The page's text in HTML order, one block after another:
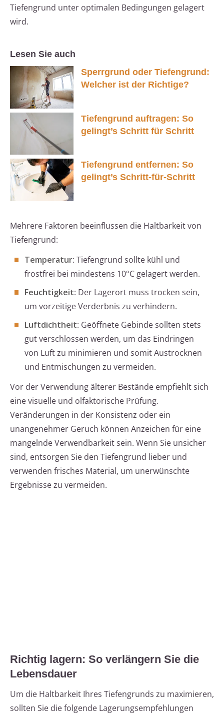
Tiefengrund unter optimalen Bedingungen gelagert
wird.
Lesen Sie auch
Sperrgrund oder Tiefengrund:
Welcher ist der Richtige?
Tiefengrund auftragen: So
gelingt’s Schritt für Schritt
Tiefengrund entfernen: So
gelingt’s Schritt-für-Schritt
Mehrere Faktoren beeinflussen die Haltbarkeit von
Tiefengrund:
Temperatur: Tiefengrund sollte kühl und
frostfrei bei mindestens 10°C gelagert werden.
Feuchtigkeit: Der Lagerort muss trocken sein,
um vorzeitige Verderbnis zu verhindern.
Luftdichtheit: Geöffnete Gebinde sollten stets
gut verschlossen werden, um das Eindringen
von Luft zu minimieren und somit Austrocknen
und Entmischungen zu vermeiden.
Vor der Verwendung älterer Bestände empfiehlt sich
eine visuelle und olfaktorische Prüfung.
Veränderungen in der Konsistenz oder ein
unangenehmer Geruch können Anzeichen für eine
mangelnde Verwendbarkeit sein. Wenn Sie unsicher
sind, entsorgen Sie den Tiefengrund lieber und
verwenden frisches Material, um unerwünschte
Ergebnisse zu vermeiden.
Richtig lagern: So verlängern Sie die
Lebensdauer
Um die Haltbarkeit Ihres Tiefengrunds zu maximieren,
sollten Sie die folgende Lagerungsempfehlungen